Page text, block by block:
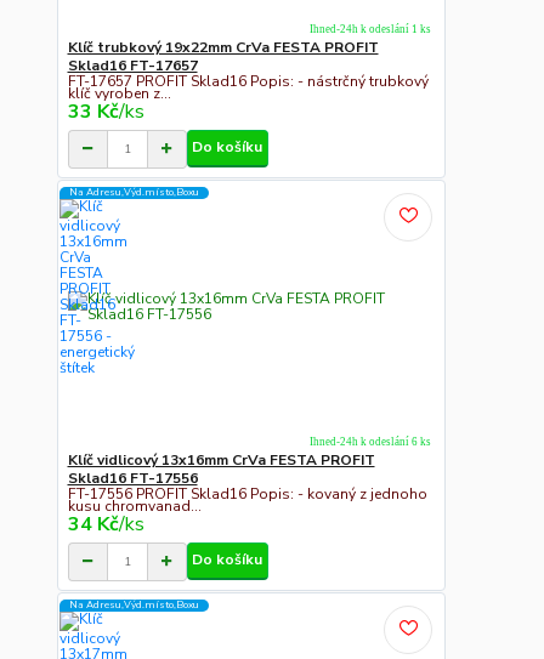
Klíč trubkový 19x22mm CrVa FESTA PROFIT
Sklad16 FT-17657
FT-17657 PROFIT Sklad16 Popis: - nástrčný trubkový
klíč vyroben z...
33 Kč/ks
Ihned-24h k odeslání 1 ks
Do košíku
Na Adresu,Výd.místo,Boxu
Klíč vidlicový 13x16mm CrVa FESTA PROFIT
Sklad16 FT-17556
FT-17556 PROFIT Sklad16 Popis: - kovaný z jednoho
kusu chromvanad...
34 Kč/ks
Ihned-24h k odeslání 6 ks
Do košíku
Na Adresu,Výd.místo,Boxu